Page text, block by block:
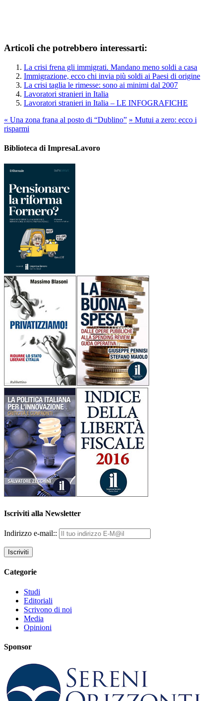
Articoli che potrebbero interessarti:
La crisi frena gli immigrati. Mandano meno soldi a casa
Immigrazione, ecco chi invia più soldi ai Paesi di origine
La crisi taglia le rimesse: sono ai minimi dal 2007
Lavoratori stranieri in Italia
Lavoratori stranieri in Italia – LE INFOGRAFICHE
« Una zona frana al posto di “Dublino” » Mutui a zero: ecco i
risparmi
Biblioteca di ImpresaLavoro
Iscriviti alla Newsletter
Indirizzo e-mail::
Categorie
Studi
Editoriali
Scrivono di noi
Media
Opinioni
Sponsor